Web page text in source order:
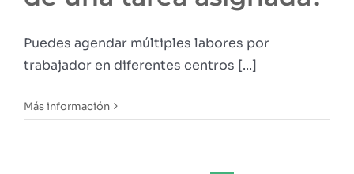
Puedes agendar múltiples labores por
trabajador en diferentes centros [...]
Más información